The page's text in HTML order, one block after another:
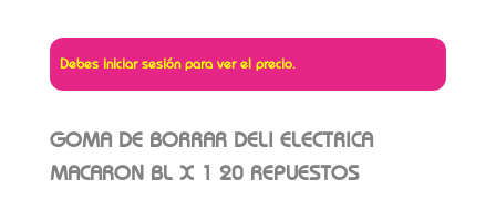
Debes iniciar sesión para ver el precio.
GOMA DE BORRAR DELI ELECTRICA
MACARON BL X 1 20 REPUESTOS